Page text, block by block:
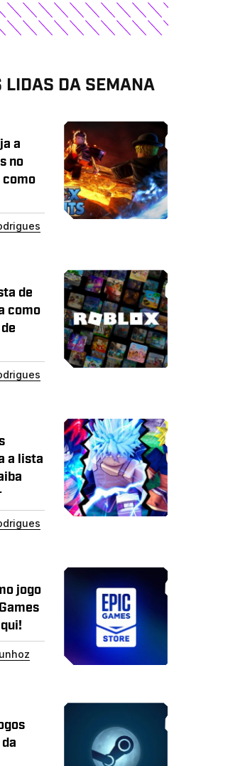
LIDAS DA SEMANA
a
no
como
de
como
a lista
jogo